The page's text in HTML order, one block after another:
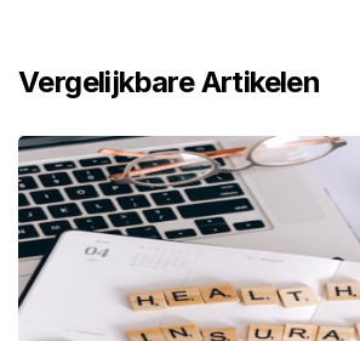
Vergelijkbare Artikelen